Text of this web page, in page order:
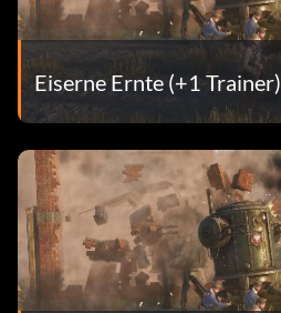
Eiserne Ernte (+1 Trainer)